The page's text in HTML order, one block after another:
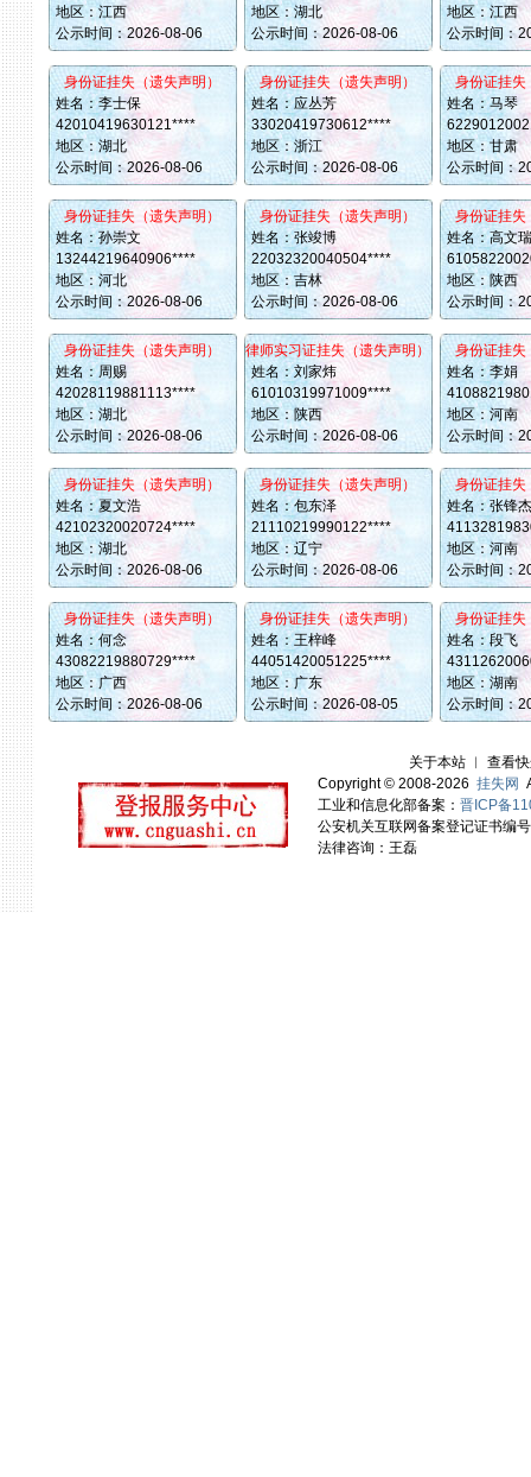
地区：江西
公示时间：2026-08-06
地区：湖北
公示时间：2026-08-06
地区：江西
公示时间：
身份证挂失（遗失声明）
姓名：李士保
42010419630121****
地区：湖北
公示时间：2026-08-06
身份证挂失（遗失声明）
姓名：应丛芳
33020419730612****
地区：浙江
公示时间：2026-08-06
身份证挂失
姓名：马琴
地区：甘肃
公示时间：
身份证挂失（遗失声明）
姓名：孙崇文
13244219640906****
地区：河北
公示时间：2026-08-06
身份证挂失（遗失声明）
姓名：张竣博
22032320040504****
地区：吉林
公示时间：2026-08-06
身份证挂失
姓名：高文瑞
地区：陕西
公示时间：
身份证挂失（遗失声明）
姓名：周赐
42028119881113****
地区：湖北
公示时间：2026-08-06
律师实习证挂失（遗失声明）
姓名：刘家炜
61010319971009****
地区：陕西
公示时间：2026-08-06
身份证挂失
姓名：李娟
地区：河南
公示时间：
身份证挂失（遗失声明）
姓名：夏文浩
42102320020724****
地区：湖北
公示时间：2026-08-06
身份证挂失（遗失声明）
姓名：包东泽
21110219990122****
地区：辽宁
公示时间：2026-08-06
身份证挂失
姓名：张锋杰
地区：河南
公示时间：
身份证挂失（遗失声明）
姓名：何念
43082219880729****
地区：广西
公示时间：2026-08-06
身份证挂失（遗失声明）
姓名：王梓峰
44051420051225****
地区：广东
公示时间：2026-08-05
身份证挂失
姓名：段飞
地区：湖南
公示时间：
关于本站︱ 查看
Copyright © 2008-2026 挂失网
工业和信息化部备案： 晋ICP备
公安机关互联网备案登记证书编
法律咨询：王磊